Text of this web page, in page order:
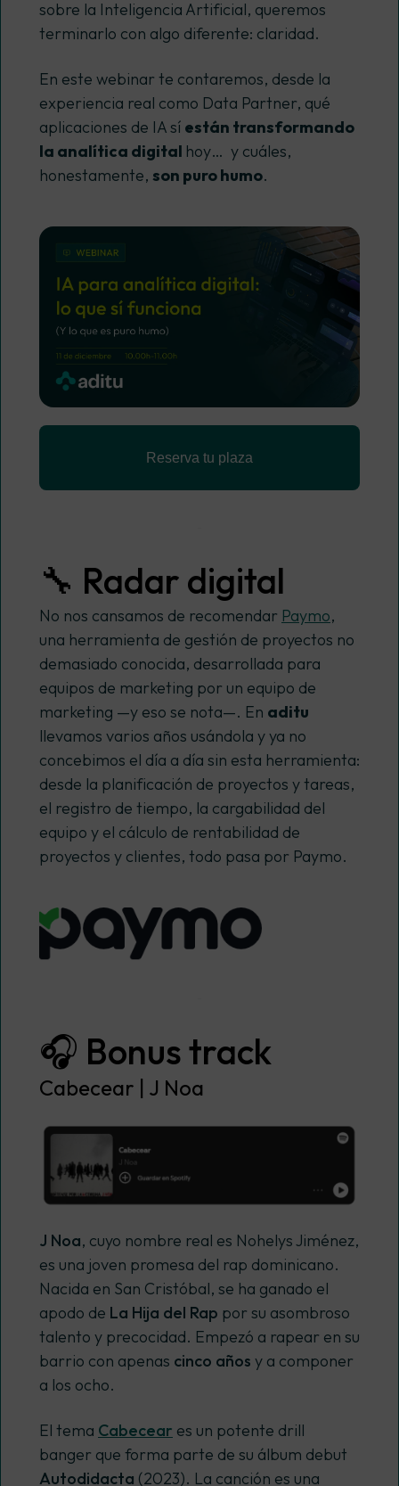
sobre la Inteligencia Artificial, queremos
terminarlo con algo diferente: claridad.
En este webinar te contaremos, desde la
experiencia real como Data Partner, qué
aplicaciones de IA sí están transformando
la analítica digital hoy… y cuáles,
honestamente, son puro humo.
Reserva tu plaza
🔧 Radar digital
No nos cansamos de recomendar Paymo,
una herramienta de gestión de proyectos no
demasiado conocida, desarrollada para
equipos de marketing por un equipo de
marketing —y eso se nota—. En aditu
llevamos varios años usándola y ya no
concebimos el día a día sin esta herramienta:
desde la planificación de proyectos y tareas,
el registro de tiempo, la cargabilidad del
equipo y el cálculo de rentabilidad de
proyectos y clientes, todo pasa por Paymo.
🎧 Bonus track
Cabecear | J Noa
J Noa, cuyo nombre real es Nohelys Jiménez,
es una joven promesa del rap dominicano.
Nacida en San Cristóbal, se ha ganado el
apodo de La Hija del Rap por su asombroso
talento y precocidad. Empezó a rapear en su
barrio con apenas cinco años y a componer
a los ocho.
El tema Cabecear es un potente drill
banger que forma parte de su álbum debut
Autodidacta (2023). La canción es una